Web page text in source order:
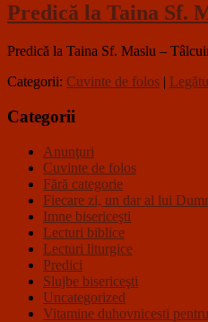
Predică la Taina Sf.
Predică la Taina Sf. Maslu –
Categorii: Cuvinte de folos |
Categorii
Anunţuri
Cuvinte de folos
Fără categorie
Fiecare zi, un dar al lui
Imne bisericeşti
Lecturi biblice
Lecturi liturgice
Predici
Slujbe bisericeşti
Uncategorized
Vitamine duhovnicesti